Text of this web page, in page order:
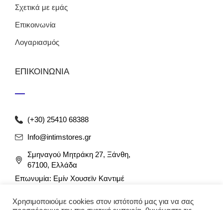
Σχετικά με εμάς
Επικοινωνία
Λογαριασμός
ΕΠΙΚΟΙΝΩΝΙΑ
(+30) 25410 68388
Info@intimstores.gr
Σμηναγού Μητράκη 27, Ξάνθη,
67100, Ελλάδα
Επωνυμία: Εμίν Χουσεϊν Καντιμέ
Αρ. Γ.Ε.ΜΗ: 012349946000
Χρησιμοποιούμε cookies στον ιστότοπό μας για να σας